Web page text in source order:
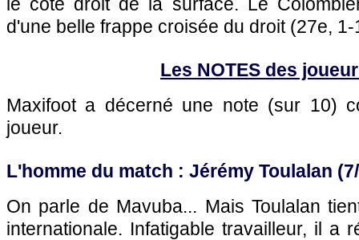
d'une belle frappe croisée du droit (27e, 1-
Les NOTES des
Maxifoot a décerné une note (sur 10)
joueur.
L'homme du match : Jérémy Toulalan
On parle de Mavuba... Mais Toulalan
internationale. Infatigable travailleur, il a